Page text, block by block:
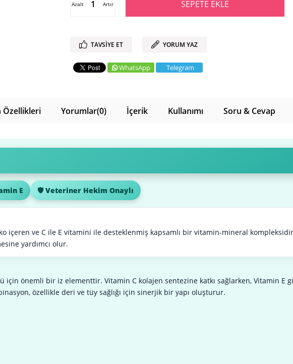
Artır
Azalt
TAVSIYE ET YORUM YAZ
WhatsApp Telegram
Özellikleri Yorumlar(0) İçerik Kullanımı Soru & Cevap
E 🛡️ Veteriner Hekim Onaylı
içeren ve C ile E vitamini ile desteklenmiş kapsamlı bir vitamin-mineral
yardımcı olur.
önemli bir iz elementtir. Vitamin C kolajen sentezine katkı sağlarken, Vitamin E
özellikle deri ve tüy sağlığı için sinerjik bir yapı oluşturur.